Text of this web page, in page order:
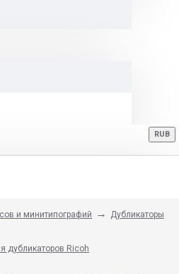
RUB
и минитипографий
Дубликаторы
дубликаторов Ricoh